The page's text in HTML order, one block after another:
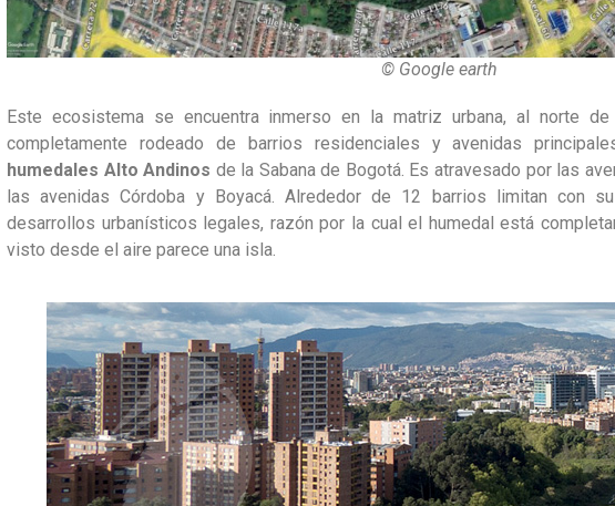
© Google earth
Este ecosistema se encuentra inmerso en la matriz urbana, al norte de
completamente rodeado de barrios residenciales y avenidas
humedales Alto Andinos de la Sabana de Bogotá. Es atravesado por las
las avenidas Córdoba y Boyacá. Alrededor de 12 barrios limitan con
desarrollos urbanísticos legales, razón por la cual el humedal está
visto desde el aire parece una isla.